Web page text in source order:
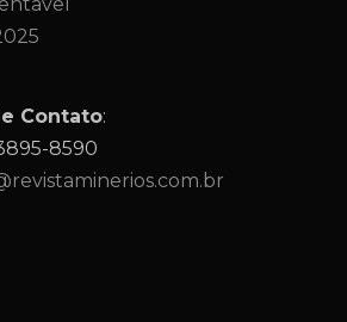
Contato:
8590